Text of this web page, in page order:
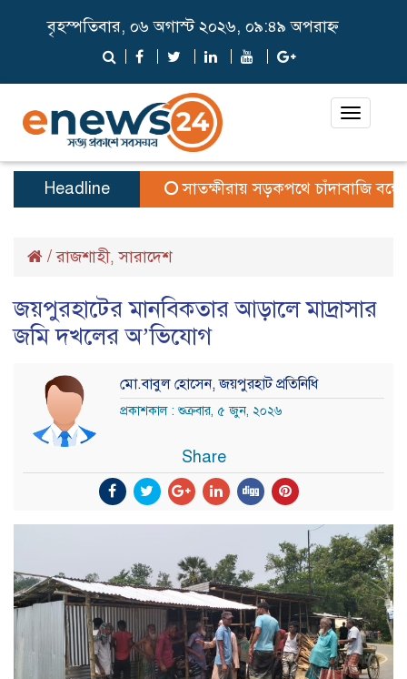
বৃহস্পতিবার, ০৬ অগাস্ট ২০২৬, ০৯:৪৯ অপরাহ্ন
Toggle
Headline সাতক্ষীরায় সড়কপথে চাঁদাবাজি বন্ধে
/রাজশাহী,সারাদেশ
জয়পুরহাটের মানবিকতার আড়ালে মাদ্রাসার
জমি দখলের অ’ভিযোগ ‎
মো.বাবুল হোসেন, জয়পুরহাট প্রতিনিধি
প্রকাশকাল : শুক্রবার, ৫ জুন, ২০২৬
Share